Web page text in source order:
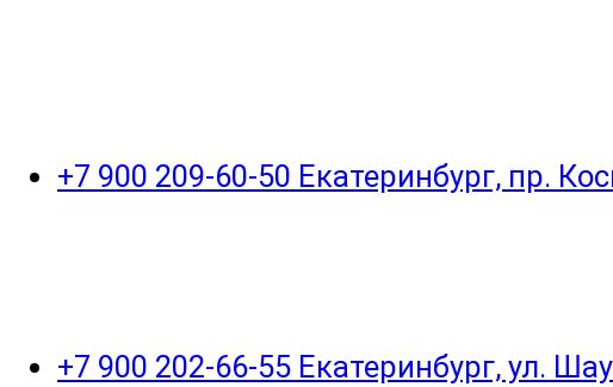
+7 900 209-60-50 Екатеринбург, пр.
+7 900 202-66-55 Екатеринбург, ул.